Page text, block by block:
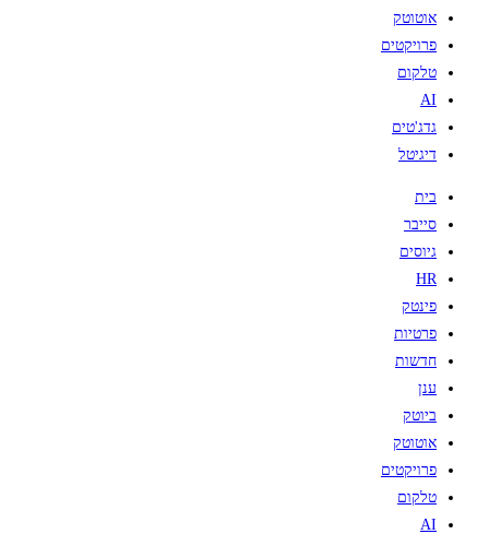
אוטוטק
פרויקטים
טלקום
AI
גדג'טים
דיגיטל
בית
סייבר
גיוסים
HR
פינטק
פרטיות
חדשות
ענן
ביוטק
אוטוטק
פרויקטים
טלקום
AI